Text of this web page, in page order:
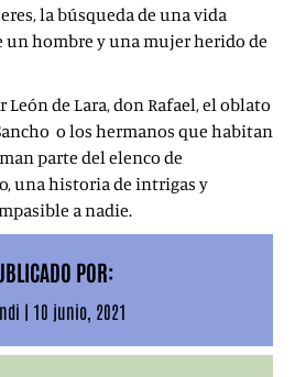
la búsqueda de una vida
un hombre y una mujer herido de
León de Lara, don Rafael, el oblato
o los hermanos que habitan
parte del elenco de
una historia de intrigas y
a nadie.
POR:
| 10 junio, 2021